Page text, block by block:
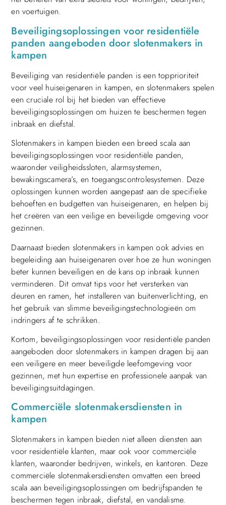
en voertuigen.
Beveiligingsoplossingen voor residentiële
panden aangeboden door slotenmakers in
kampen
Beveiliging van residentiële panden is een topprioriteit
voor veel huiseigenaren in kampen, en slotenmakers spelen
een cruciale rol bij het bieden van effectieve
beveiligingsoplossingen om huizen te beschermen tegen
inbraak en diefstal.
Slotenmakers in kampen bieden een breed scala aan
beveiligingsoplossingen voor residentiële panden,
waaronder veiligheidssloten, alarmsystemen,
bewakingscamera’s, en toegangscontrolesystemen. Deze
oplossingen kunnen worden aangepast aan de specifieke
behoeften en budgetten van huiseigenaren, en helpen bij
het creëren van een veilige en beveiligde omgeving voor
gezinnen.
Daarnaast bieden slotenmakers in kampen ook advies en
begeleiding aan huiseigenaren over hoe ze hun woningen
beter kunnen beveiligen en de kans op inbraak kunnen
verminderen. Dit omvat tips voor het versterken van
deuren en ramen, het installeren van buitenverlichting, en
het gebruik van slimme beveiligingstechnologieën om
indringers af te schrikken.
Kortom, beveiligingsoplossingen voor residentiële panden
aangeboden door slotenmakers in kampen dragen bij aan
een veiligere en meer beveiligde leefomgeving voor
gezinnen, met hun expertise en professionele aanpak van
beveiligingsuitdagingen.
Commerciële slotenmakersdiensten in
kampen
Slotenmakers in kampen bieden niet alleen diensten aan
voor residentiële klanten, maar ook voor commerciële
klanten, waaronder bedrijven, winkels, en kantoren. Deze
commerciële slotenmakersdiensten omvatten een breed
scala aan beveiligingsoplossingen om bedrijfspanden te
beschermen tegen inbraak, diefstal, en vandalisme.